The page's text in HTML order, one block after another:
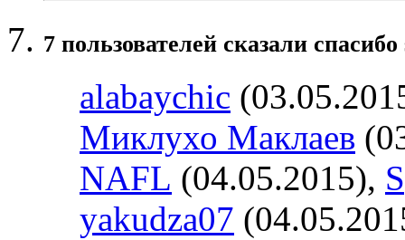
7 пользователей сказали
alabaychic
Миклухо Маклаев
NAFL (04.05.2015),
yakudza07